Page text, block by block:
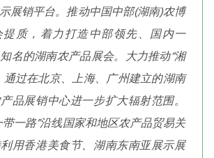
展销平台。推动中国中部(湖南)农博
提质，着力打造中部领先、国内一
名的湖南农产品展会。大力推动“湘
通过在北京、上海、广州建立的湖南
品展销中心进一步扩大辐射范围。
带一路”沿线国家和地区农产品贸易关
用香港美食节、湖南东南亚展示展